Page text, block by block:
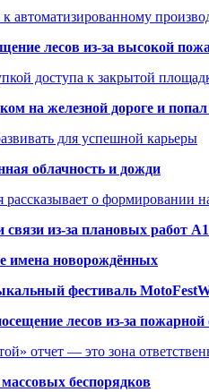
автоматизированному
лесов из-за высокой
доступа к закрытой
на железной дороге и
для успешной карьеры
облачность и дожди
о формировании
из-за плановых работ A1
имена новорождённых
фестиваль
лесов из-за пожарной
отчет — это зона
беспорядков